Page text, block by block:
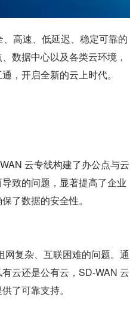
高速、低延迟、稳定可靠的
数据中心以及各类云环境，
，开启全新的云上时代。
云专线构建了办公点与云
致的问题，显著提高了企业
了数据的安全性。
复杂、互联困难的问题。通
云还是公有云，SD-WAN 云
了可靠支持。